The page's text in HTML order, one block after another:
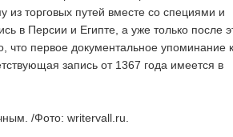
из торговых путей вместе со специями и
в Персии и Египте, а уже только после
первое документальное упоминание
запись от 1367 года имеется в
/Фото: writervall.ru.